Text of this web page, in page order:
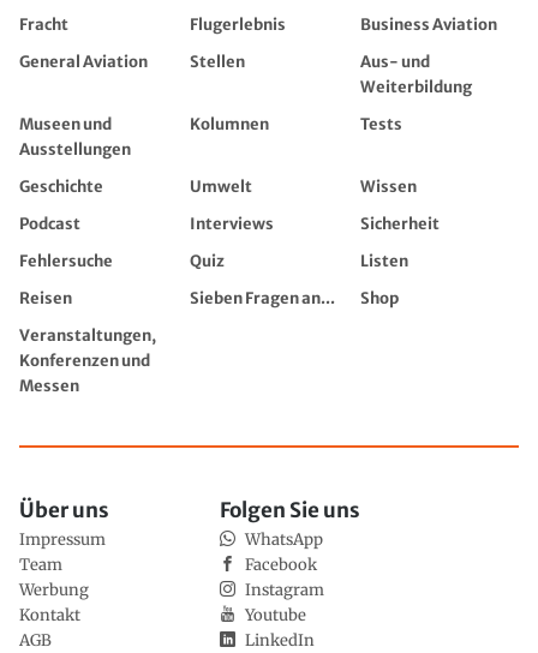
Fracht
Flugerlebnis
Business Aviation
General Aviation
Stellen
Aus- und
Weiterbildung
Museen und
Ausstellungen
Kolumnen Tests
Geschichte Umwelt
Wissen
Podcast
Interviews
Sicherheit
Fehlersuche
Quiz
Listen
Reisen
Sieben Fragen an...
Shop
Veranstaltungen,
Konferenzen und
Messen
Über uns
Impressum
Team
Werbung
Kontakt
AGB
Folgen Sie uns
WhatsApp
Facebook
Instagram
Youtube
LinkedIn